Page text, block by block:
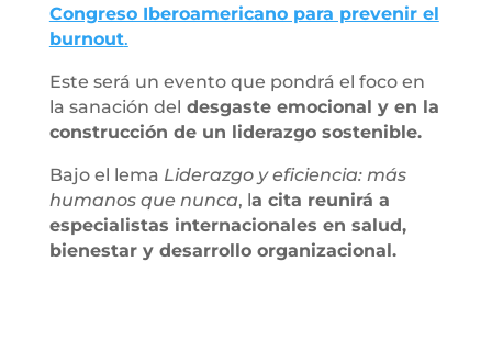
Congreso Iberoamericano para prevenir el
burnout.
Este será un evento que pondrá el foco en
la sanación del desgaste emocional y en la
construcción de un liderazgo sostenible.
Bajo el lema Liderazgo y eficiencia: más
humanos que nunca, la cita reunirá a
especialistas internacionales en salud,
bienestar y desarrollo organizacional.